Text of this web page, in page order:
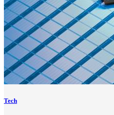
Tech